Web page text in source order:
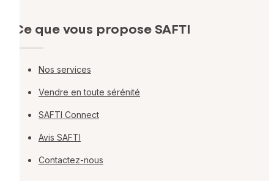
Ce que vous propose SAFTI
Nos services
Vendre en toute sérénité
SAFTI Connect
Avis SAFTI
Contactez-nous